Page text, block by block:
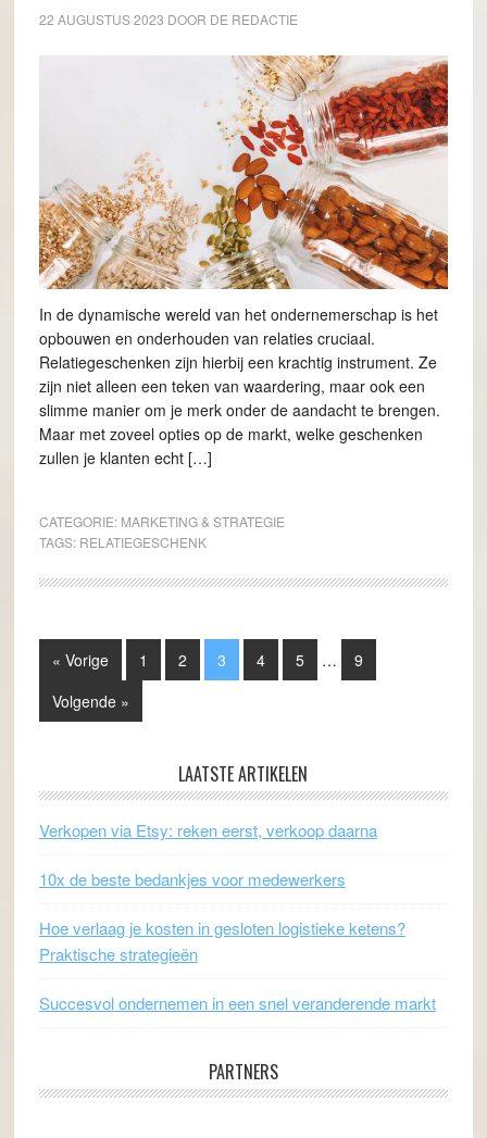
22 AUGUSTUS 2023 DOOR DE REDACTIE
In de dynamische wereld van het ondernemerschap is het
opbouwen en onderhouden van relaties cruciaal.
Relatiegeschenken zijn hierbij een krachtig instrument. Ze
zijn niet alleen een teken van waardering, maar ook een
slimme manier om je merk onder de aandacht te brengen.
Maar met zoveel opties op de markt, welke geschenken
zullen je klanten echt […]
CATEGORIE: MARKETING & STRATEGIE
TAGS: RELATIEGESCHENK
« Vorige 1 2 3 4 5 …
9
Volgende »
LAATSTE ARTIKELEN
Verkopen via Etsy: reken eerst, verkoop daarna
10x de beste bedankjes voor medewerkers
Hoe verlaag je kosten in gesloten logistieke ketens?
Praktische strategieën
Succesvol ondernemen in een snel veranderende markt
PARTNERS